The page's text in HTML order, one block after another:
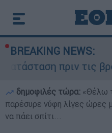
BREAKING NEWS:
πριν τις
δημοφιλές τώρα: «Θέλω
παρέσυρε νύφη λίγες ώρες
να πάει σπίτι...